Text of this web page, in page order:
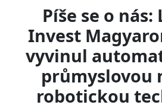
Píše se o nás:
Invest
vyvinul
průmyslovou
robotickou